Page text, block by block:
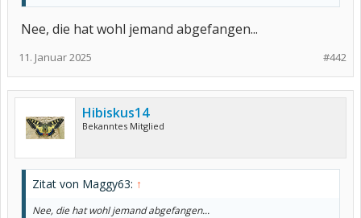
Nee, die hat wohl jemand abgefangen...
#442
11. Januar 2025
Hibiskus14
Bekanntes Mitglied
Zitat von Maggy63: ↑
Nee, die hat wohl jemand abgefangen...